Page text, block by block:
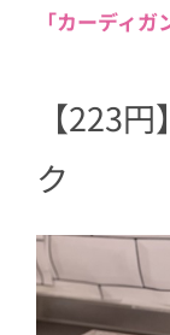
「カーディ
【223
ク